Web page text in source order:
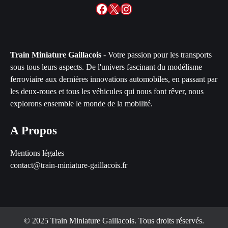
Facebook
X Instagram
Train Miniature Gaillacois - Votre passion pour les transports
sous tous leurs aspects. De l'univers fascinant du modélisme
ferroviaire aux dernières innovations automobiles, en passant par
les deux-roues et tous les véhicules qui nous font rêver, nous
explorons ensemble le monde de la mobilité.
A Propos
Mentions légales
contact@train-miniature-gaillacois.fr
© 2025 Train Miniature Gaillacois. Tous droits réservés.